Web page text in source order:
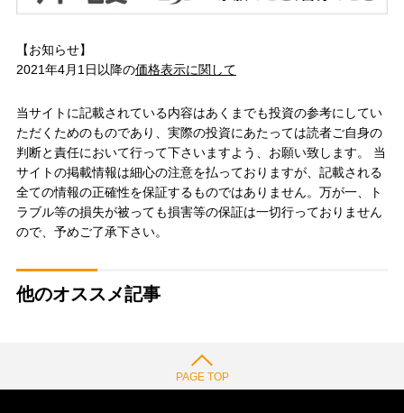
【お知らせ】
2021年4月1日以降の価格表示に関して
当サイトに記載されている内容はあくまでも投資の参考にしてい
ただくためのものであり、実際の投資にあたっては読者ご自身の
判断と責任において行って下さいますよう、お願い致します。 当
サイトの掲載情報は細心の注意を払っておりますが、記載される
全ての情報の正確性を保証するものではありません。万が一、ト
ラブル等の損失が被っても損害等の保証は一切行っておりません
ので、予めご了承下さい。
他のオススメ記事
PAGE TOP